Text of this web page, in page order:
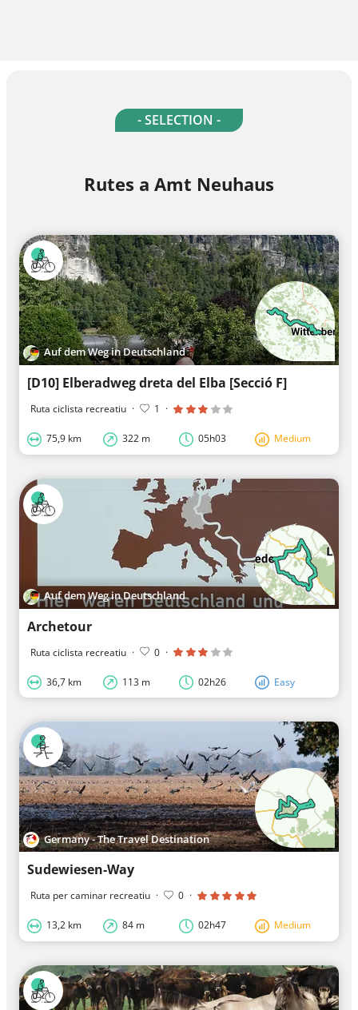
- SELECTION -
Rutes a Amt Neuhaus
Auf dem Weg in Deutschland
[D10] Elberadweg dreta del Elba [Secció F]
Ruta ciclista recreatiu · 1 ·
75,9 km 322 m 05h03 Medium
Auf dem Weg in Deutschland
Archetour
Ruta ciclista recreatiu · 0 ·
36,7 km 113 m 02h26 Easy
Germany - The Travel Destination
Sudewiesen-Way
Ruta per caminar recreatiu · 0 ·
13,2 km 84 m 02h47 Medium